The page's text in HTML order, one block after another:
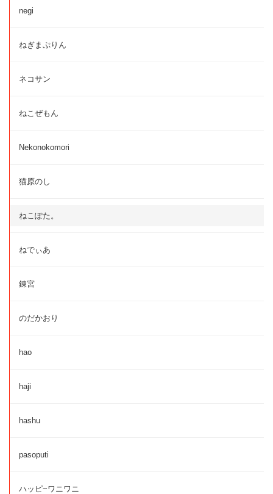
negi
ねぎまぷりん
ネコサン
ねこぜもん
Nekonokomori
猫原のし
ねこぽた。
ねでぃあ
錬宮
のだかおり
hao
haji
hashu
pasoputi
ハッピ~ワニワニ